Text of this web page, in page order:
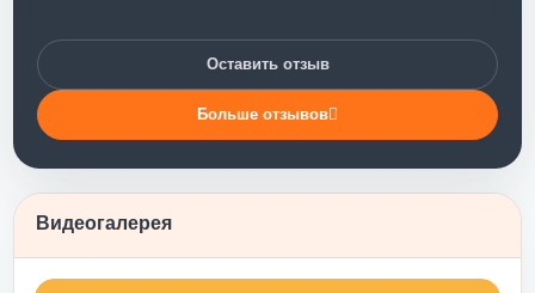
уровня
мощного
Тренинг
с
на то, что
научил
лукавства – и
и
объятия,
Оставить отзыв
Больше отзывов
Видеогалерея